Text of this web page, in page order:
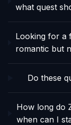
what quest
Looking for a
romantic but
Do these
How long do
when can I